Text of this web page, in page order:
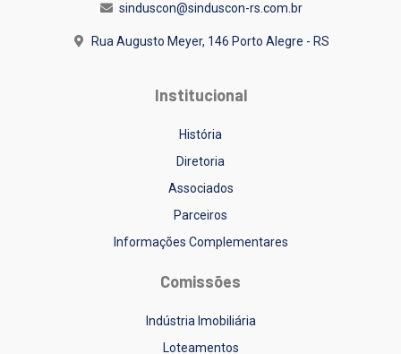
sinduscon@sinduscon-rs.com.br
Rua Augusto Meyer, 146 Porto Alegre - RS
Institucional
História
Diretoria
Associados
Parceiros
Informações Complementares
Comissões
Indústria Imobiliária
Loteamentos